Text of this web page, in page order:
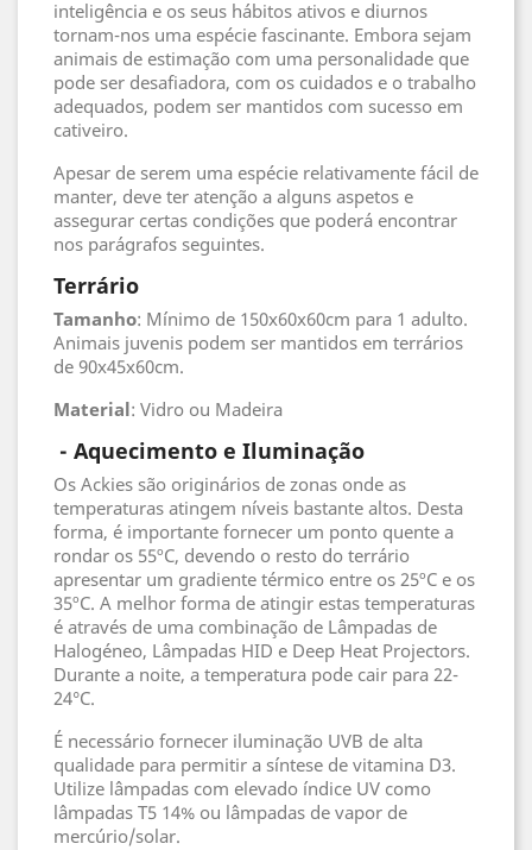
inteligência e os seus hábitos ativos e diurnos
tornam-nos uma espécie fascinante. Embora sejam
animais de estimação com uma personalidade que
pode ser desafiadora, com os cuidados e o trabalho
adequados, podem ser mantidos com sucesso em
cativeiro.
Apesar de serem uma espécie relativamente fácil de
manter, deve ter atenção a alguns aspetos e
assegurar certas condições que poderá encontrar
nos parágrafos seguintes.
Terrário
Tamanho: Mínimo de 150x60x60cm para 1 adulto.
Animais juvenis podem ser mantidos em terrários
de 90x45x60cm.
Material: Vidro ou Madeira
- Aquecimento e Iluminação
Os Ackies são originários de zonas onde as
temperaturas atingem níveis bastante altos. Desta
forma, é importante fornecer um ponto quente a
rondar os 55ºC, devendo o resto do terrário
apresentar um gradiente térmico entre os 25ºC e os
35ºC. A melhor forma de atingir estas temperaturas
é através de uma combinação de Lâmpadas de
Halogéneo, Lâmpadas HID e Deep Heat Projectors.
Durante a noite, a temperatura pode cair para 22-
24°C.
É necessário fornecer iluminação UVB de alta
qualidade para permitir a síntese de vitamina D3.
Utilize lâmpadas com elevado índice UV como
lâmpadas T5 14% ou lâmpadas de vapor de
mercúrio/solar.